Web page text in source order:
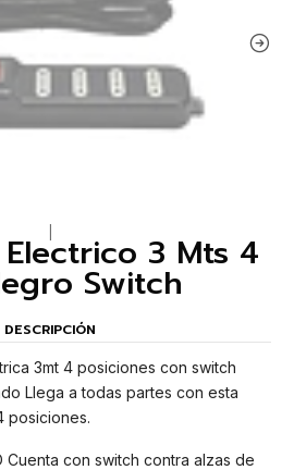
3 Mts 4
Switch
DESCRIPCIÓN
3mt 4 posiciones con switch
Llega a todas partes con esta
posiciones.
Cuenta con switch contra alzas de